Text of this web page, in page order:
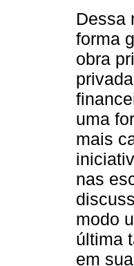
Dessa
forma
obra
uma
mais
nas
modo
última
em